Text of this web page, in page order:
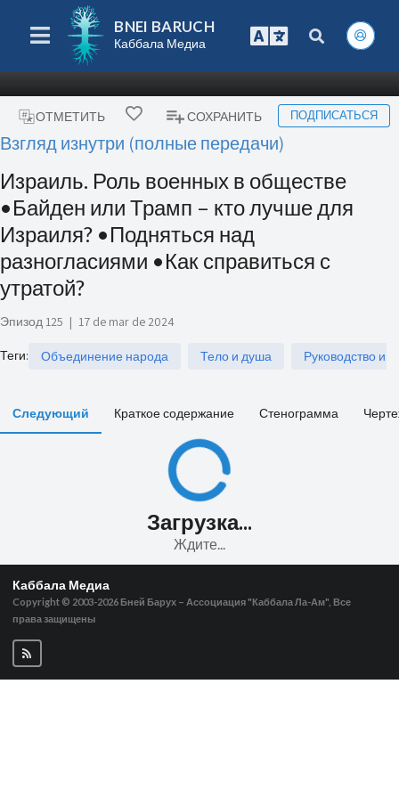
BNEI BARUCH
Каббала Медиа
ОТМЕТИТЬ СОХРАНИТЬ ПОДПИСАТЬСЯ
Взгляд изнутри (полные передачи)
Израиль. Роль военных в обществе
•Байден или Трамп – кто лучше для
Израиля? •Подняться над
разногласиями •Как справиться с
утратой?
Эпизод 125 | 17 de mar de 2024
Теги: Объединение народа Тело и душа Руководство и
Следующий Краткое содержание Стенограмма
Загрузка...
Ждите...
Каббала Медиа
Copyright © 2003-2026 Бней Барух – Ассоциация "Каббала Ла-Ам", Все
права защищены